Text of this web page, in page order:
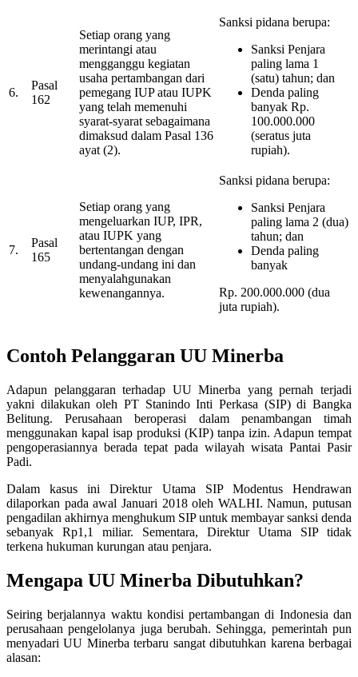
6.
Pasal
162
Setiap orang yang
merintangi atau
mengganggu kegiatan
usaha pertambangan dari
pemegang IUP atau IUPK
yang telah memenuhi
syarat-syarat sebagaimana
dimaksud dalam Pasal 136
ayat (2).
Sanksi pidana berupa:
Sanksi Penjara
paling lama 1
(satu) tahun; dan
Denda paling
banyak Rp.
100.000.000
(seratus juta
rupiah).
7.
Pasal
165
Setiap orang yang
mengeluarkan IUP, IPR,
atau IUPK yang
bertentangan dengan
undang-undang ini dan
menyalahgunakan
kewenangannya.
Sanksi pidana berupa:
Sanksi Penjara
paling lama 2 (dua)
tahun; dan
Denda paling
banyak
Rp. 200.000.000 (dua
juta rupiah).
Contoh Pelanggaran UU Minerba
Adapun pelanggaran terhadap UU Minerba yang pernah terjadi
yakni dilakukan oleh PT Stanindo Inti Perkasa (SIP) di Bangka
Belitung. Perusahaan beroperasi dalam penambangan timah
menggunakan kapal isap produksi (KIP) tanpa izin. Adapun tempat
pengoperasiannya berada tepat pada wilayah wisata Pantai Pasir
Padi.
Dalam kasus ini Direktur Utama SIP Modentus Hendrawan
dilaporkan pada awal Januari 2018 oleh WALHI. Namun, putusan
pengadilan akhirnya menghukum SIP untuk membayar sanksi denda
sebanyak Rp1,1 miliar. Sementara, Direktur Utama SIP tidak
terkena hukuman kurungan atau penjara.
Mengapa UU Minerba Dibutuhkan?
Seiring berjalannya waktu kondisi pertambangan di Indonesia dan
perusahaan pengelolanya juga berubah. Sehingga, pemerintah pun
menyadari UU Minerba terbaru sangat dibutuhkan karena berbagai
alasan: